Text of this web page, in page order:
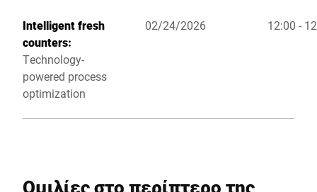
Intelligent fresh
counters:
Technology-
powered process
optimization
02/24/2026 12:00 -
Ομιλίες στο περίπτερο της